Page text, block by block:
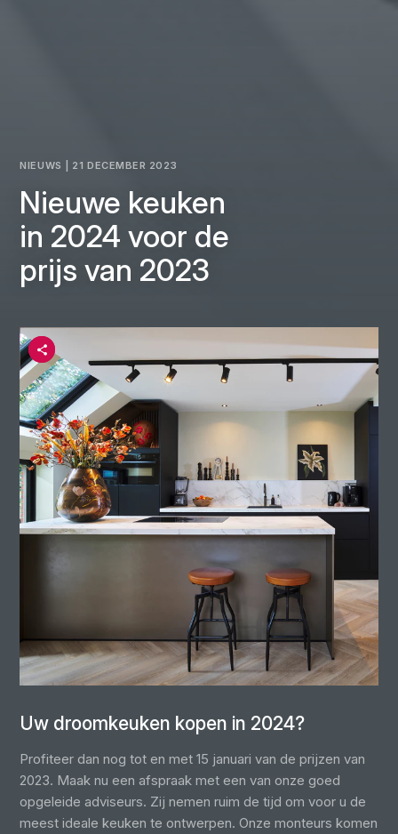
NIEUWS | 21 DECEMBER 2023
Nieuwe keuken
in 2024 voor de
prijs van 2023
Uw droomkeuken kopen in 2024?
Profiteer dan nog tot en met 15 januari van de prijzen van
2023. Maak nu een afspraak met een van onze goed
opgeleide adviseurs. Zij nemen ruim de tijd om voor u de
meest ideale keuken te ontwerpen. Onze monteurs komen